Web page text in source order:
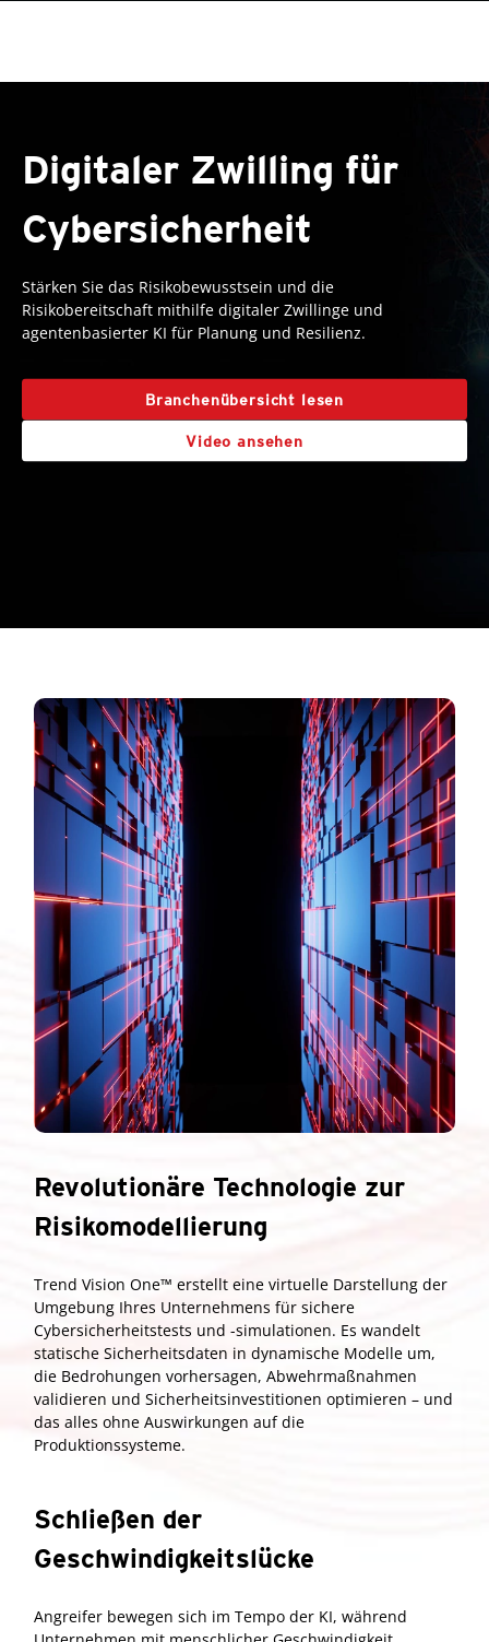
Digitaler Zwilling für
Cybersicherheit
Stärken Sie das Risikobewusstsein und die
Risikobereitschaft mithilfe digitaler Zwillinge und
agentenbasierter KI für Planung und Resilienz.
Branchenübersicht lesen
Video ansehen
Revolutionäre Technologie zur
Risikomodellierung
Trend Vision One™ erstellt eine virtuelle Darstellung der
Umgebung Ihres Unternehmens für sichere
Cybersicherheitstests und -simulationen. Es wandelt
statische Sicherheitsdaten in dynamische Modelle um,
die Bedrohungen vorhersagen, Abwehrmaßnahmen
validieren und Sicherheitsinvestitionen optimieren – und
das alles ohne Auswirkungen auf die
Produktionssysteme.
Schließen der
Geschwindigkeitslücke
Angreifer bewegen sich im Tempo der KI, während
Products